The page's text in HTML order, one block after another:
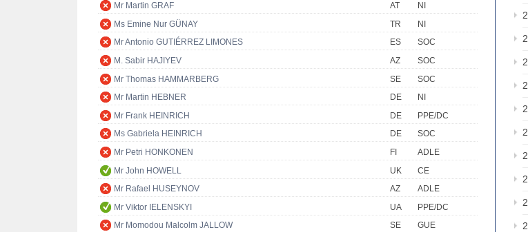
Mr Martin GRAF
AT
NI
Ms Emine Nur GÜNAY
TR
NI
Mr Antonio GUTIÉRREZ LIMONES
ES
SOC
M. Sabir HAJIYEV
AZ
SOC
Mr Thomas HAMMARBERG
SE
SOC
Mr Martin HEBNER
DE
NI
Mr Frank HEINRICH
DE
PPE/DC
Ms Gabriela HEINRICH
DE
SOC
Mr Petri HONKONEN
FI
ADLE
Mr John HOWELL
UK
CE
Mr Rafael HUSEYNOV
AZ
ADLE
Mr Viktor IELENSKYI
UA
PPE/DC
Mr Momodou Malcolm JALLOW
SE
GUE